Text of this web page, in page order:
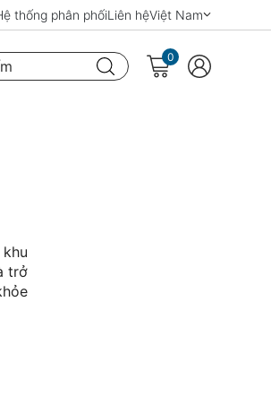
thống phân phốiLiên hệViệt Nam
0
trở